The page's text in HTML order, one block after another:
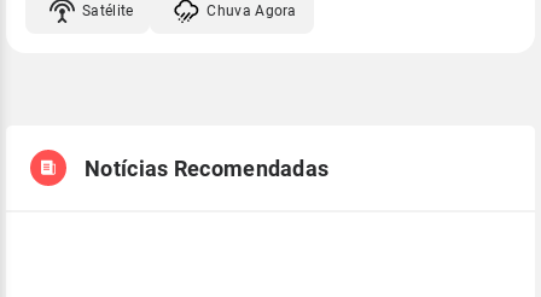
Satélite Chuva Agora
Notícias Recomendadas